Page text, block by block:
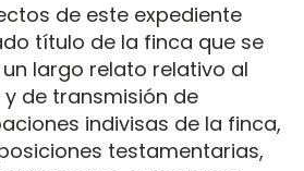
de este expediente
título de la finca que se
largo relato relativo al
de transmisión de
indivisas de la finca,
testamentarias,